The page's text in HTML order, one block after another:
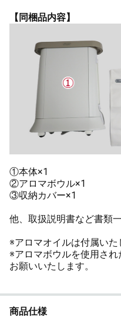
【同梱品内容】
①本体×1
②アロマボウル×1
③収納カバー×1
他、取扱説明書など書類
※アロマオイルは付属いた
※アロマボウルを使用さ
お願いいたします。
商品仕様